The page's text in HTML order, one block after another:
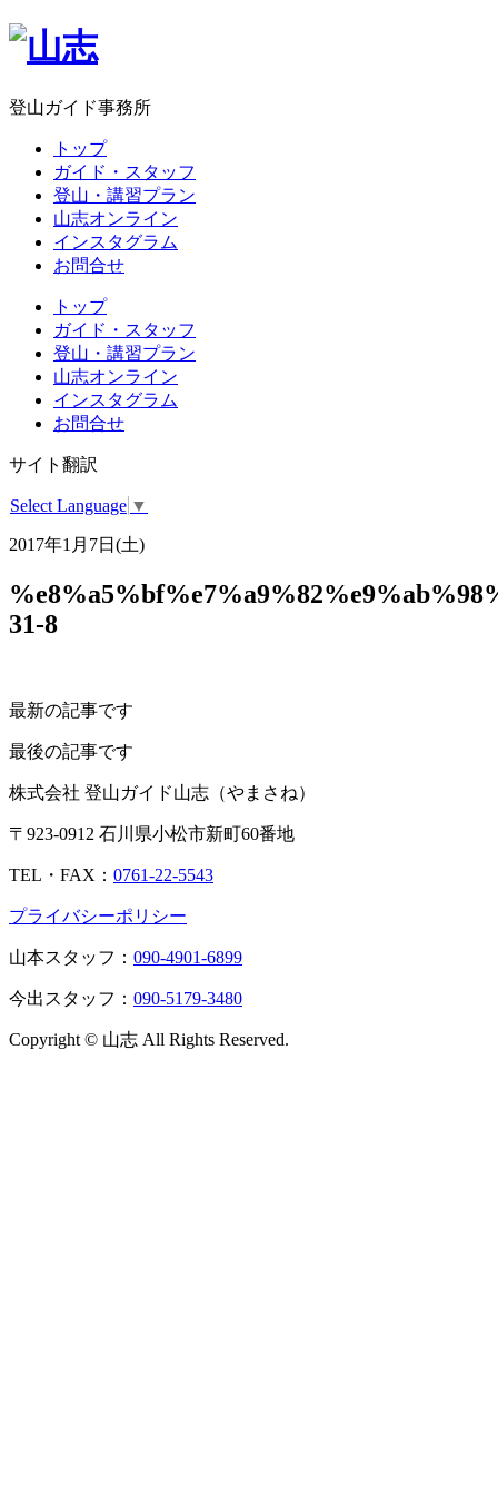
登山ガイド事務所
トップ
ガイド・スタッフ
登山・講習プラン
山志オンライン
インスタグラム
お問合せ
トップ
ガイド・スタッフ
登山・講習プラン
山志オンライン
インスタグラム
お問合せ
サイト翻訳
Select Language ▼
2017年1月7日(土)
31-8
最新の記事です
最後の記事です
株式会社 登山ガイド山志（やまさね）
〒923-0912 石川県小松市新町60番地
TEL・FAX： 0761-22-5543
プライバシーポリシー
山本スタッフ： 090-4901-6899
今出スタッフ： 090-5179-3480
Copyright © 山志 All Rights Reserved.